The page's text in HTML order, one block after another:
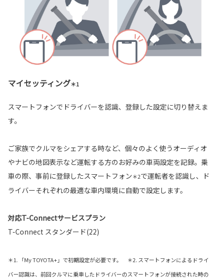
マイセッティング＊1
スマートフォンでドライバーを認識、登録した設定に切り替えま
す。
ご家族でクルマをシェアする時など、個々のよく使うオーディオ
やナビの地図表示など運転する方のお好みの車両設定を記録。乗
車の際、事前に登録したスマートフォン＊2で運転者を認識し、ド
ライバーそれぞれの最適な車内環境に自動で設定します。
対応T-Connectサービスプラン
T-Connect スタンダード(22)
＊1. 「My TOYOTA+」で初期設定が必要です。 ＊2. スマートフォンによるドライ
バー認識は、前回クルマに乗車したドライバーのスマートフォンが接続された時の